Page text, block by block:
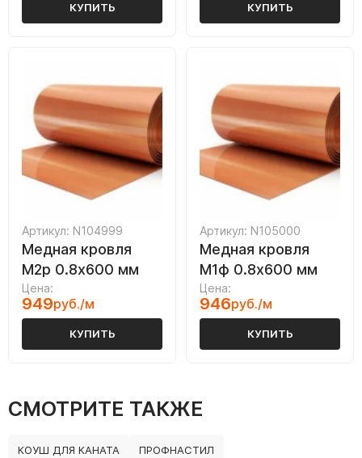
КУПИТЬ КУПИТЬ
Артикул: N104999
Медная кровля
М2р 0.8х600 мм
Цена:
949руб./м
КУПИТЬ
Артикул: N105000
Медная кровля
М1ф 0.8х600 мм
Цена:
946руб./м
КУПИТЬ
СМОТРИТЕ ТАКЖЕ
КОУШ ДЛЯ КАНАТА ПРОФНАСТИЛ